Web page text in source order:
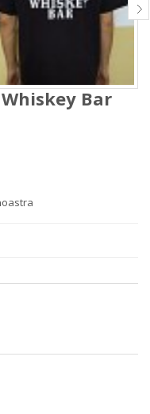
Whiskey Bar